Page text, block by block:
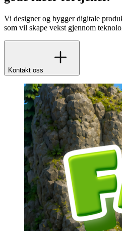
Vi designer og bygger digitale
som vil skape vekst gjennom
Kontakt oss